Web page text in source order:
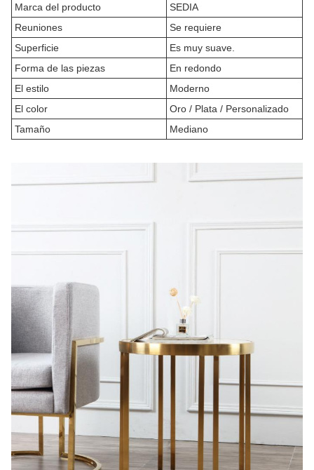
Marca del producto
SEDIA
Reuniones
Se requiere
Superficie
Es muy suave.
Forma de las piezas
En redondo
El estilo
Moderno
El color
Oro / Plata / Personalizado
Tamaño
Mediano